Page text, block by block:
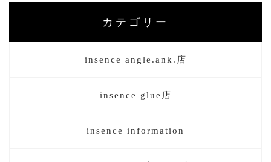
カテゴリー
insence angle.ank.店
insence glue店
insence information